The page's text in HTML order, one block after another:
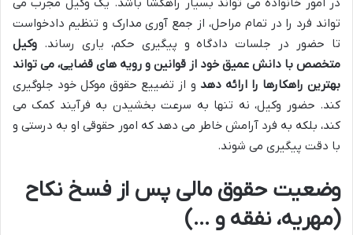
در امور خانواده می تواند بسیار راهگشا باشد. یک وکیل مجرب می
تواند فرد را در تمام مراحل، از جمع آوری مدارک و تنظیم دادخواست
تا حضور در جلسات دادگاه و پیگیری حکم، یاری رساند. وکیل
متخصص با دانش عمیق خود از قوانین و رویه های قضایی، می تواند
بهترین راهکارها را ارائه دهد و از تضییع حقوق موکل خود جلوگیری
کند. حضور وکیل، نه تنها به سرعت بخشیدن به فرآیند کمک می
کند، بلکه به فرد آرامش خاطر می دهد که امور حقوقی او به درستی و
با دقت پیگیری می شوند.
وضعیت حقوق مالی پس از فسخ نکاح
(مهریه، نفقه و …)